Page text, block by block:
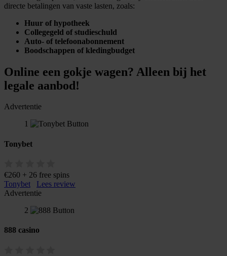
informatie over uw gebruik van onze site met onze
partners kunnen deze gegevens combineren met andere
informatie die u aan ze heeft verstrekt of die ze hebben
verzameld op basis van uw gebruik van hun services.
directe betalingen van vaste lasten, zoals:
Huur of hypotheek
Collegegeld of studieschuld
Auto- of telefoonabonnement
Boodschappen of kledingbudget
Online een gokje wagen? Alleen bij het
legale aanbod!
Advertentie
1
Tonybet
€260 + 26 free spins
Tonybet
Lees review
Advertentie
2
888 casino